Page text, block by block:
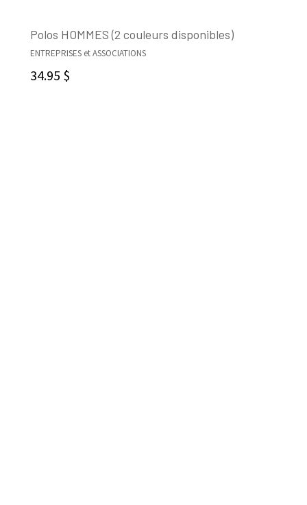
Polos HOMMES (2 couleurs disponibles)
ENTREPRISES et ASSOCIATIONS
34.95 $